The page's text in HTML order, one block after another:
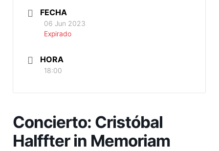
FECHA
06 Jun 2023
Expirado
HORA
18:00
Concierto: Cristóbal
Halffter in Memoriam